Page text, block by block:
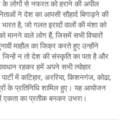
लोगों से नफरत को हराने की अपील
ने देश का आपसी सौहार्द बिगाड़ने की
है, जो गलत इरादों वालों की मंशा को
वाले लोग हैं, जिसमें सभी विचारों
माहौल का जिक्र करते हुए उन्होंने
न तो देश की संस्कृति का पता है और
रहकर हमें अपने सभी त्योहार
में कटिहार, अररिया, किशनगंज, कोढा,
के प्रतिनिधि शामिल हुए। यह आयोजन
एकता का प्रतीक बनकर उभरा।